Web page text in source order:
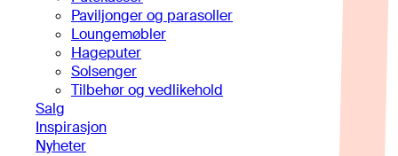
Paviljonger og parasoller
Loungemøbler
Hageputer
Solsenger
Tilbehør og vedlikehold
Salg
Inspirasjon
Nyheter